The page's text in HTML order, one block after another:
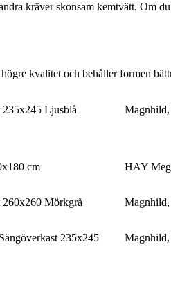
kräver skonsam kemtvätt. Om
kvalitet och behåller formen
Ljusblå Magnhild,
cm HAY
Mörkgrå Magnhild,
235x245
Magnhild,